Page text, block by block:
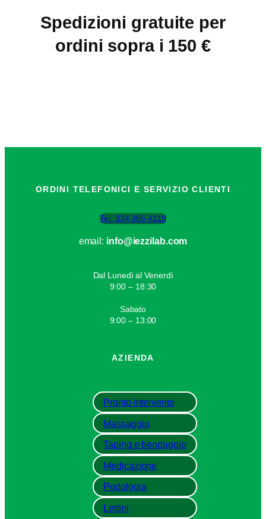
Spedizioni gratuite per
ordini sopra i 150 €
ORDINI TELEFONICI E SERVIZIO CLIENTI
Tel: 334 366 4119
email: info@iezzilab.com
Dal Lunedì al Venerdì
9:00 – 18:30
Sabato
9:00 – 13:00
AZIENDA
Pronto intervento
Massaggio
Taping e bendaggio
Medicazione
Podologia
Lettini